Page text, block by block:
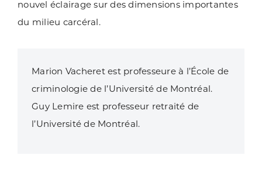
nouvel éclairage sur des dimensions importantes
du milieu carcéral.
Marion Vacheret est professeure à l’École de
criminologie de l’Université de Montréal.
Guy Lemire est professeur retraité de
l’Université de Montréal.